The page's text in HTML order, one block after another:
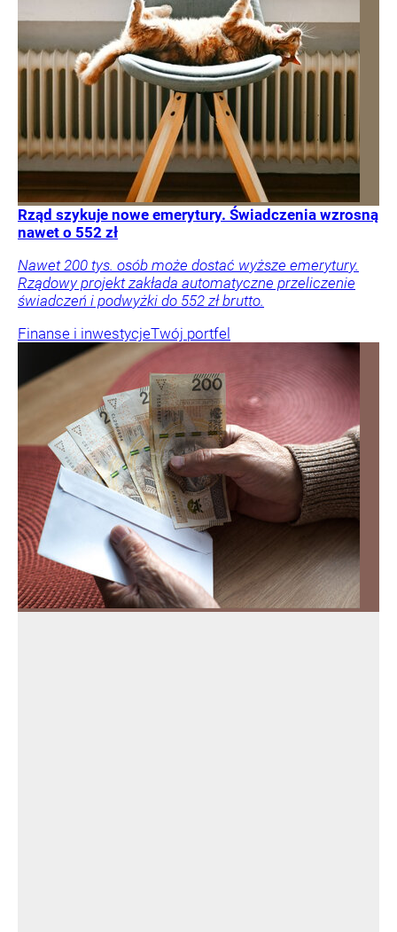
Rząd szykuje nowe emerytury. Świadczenia wzrosną
nawet o 552 zł
Nawet 200 tys. osób może dostać wyższe emerytury.
Rządowy projekt zakłada automatyczne przeliczenie
świadczeń i podwyżki do 552 zł brutto.
Finanse i inwestycjeTwój portfel